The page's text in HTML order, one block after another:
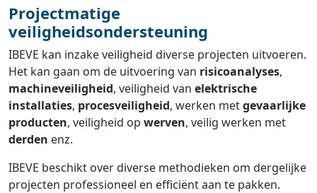
Projectmatige
veiligheidsondersteuning
IBEVE kan inzake veiligheid diverse projecten uitvoeren.
Het kan gaan om de uitvoering van risicoanalyses,
machineveiligheid, veiligheid van elektrische
installaties, procesveiligheid, werken metgevaarlijke
producten, veiligheid op werven, veilig werken met
derden enz.
IBEVE beschikt over diverse methodieken om dergelijke
projecten professioneel en efficiënt aan te pakken.